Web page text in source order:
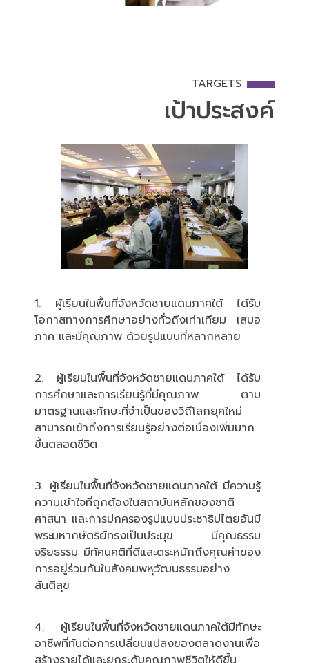
TARGETS
เป้าประสงค์
1. ผู้เรียนในพื้นที่จังหวัดชายแดนภาคใต้ ได้รับ
โอกาสทางการศึกษาอย่างทั่วถึงเท่าเทียม เสมอ
ภาค และมีคุณภาพ ด้วยรูปแบบที่หลากหลาย
2. ผู้เรียนในพื้นที่จังหวัดชายแดนภาคใต้ ได้รับ
การศึกษาและการเรียนรู้ที่มีคุณภาพ ตาม
มาตรฐานและทักษะที่จำเป็นของวิถีโลกยุคใหม่
สามารถเข้าถึงการเรียนรู้อย่างต่อเนื่องเพิ่มมาก
ขึ้นตลอดชีวิต
3. ผู้เรียนในพื้นที่จังหวัดชายแดนภาคใต้ มีความรู้
ความเข้าใจที่ถูกต้องในสถาบันหลักของชาติ
ศาสนา และการปกครองรูปแบบประชาธิปไตยอันมี
พระมหากษัตริย์ทรงเป็นประมุข มีคุณธรรม
จริยธรรม มีทัศนคติที่ดีและตระหนักถึงคุณค่าของ
การอยู่ร่วมกันในสังคมพหุวัฒนธรรมอย่าง
สันติสุข
4. ผู้เรียนในพื้นที่จังหวัดชายแดนภาคใต้มีทักษะ
อาชีพที่ทันต่อการเปลี่ยนแปลงของตลาดงานเพื่อ